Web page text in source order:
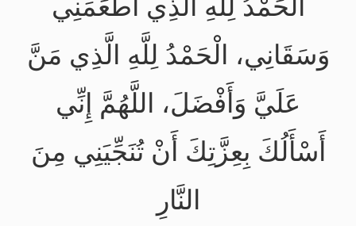
الْحَمْدُ لِلَّهِ الَّذِي أَطْعَمَنِي
وَسَقَانِي، الْحَمْدُ لِلَّهِ الَّذِي مَنَّ
عَلَيَّ وَأَفْضَلَ، اللَّهُمَّ إِنِّي
أَسْأَلُكَ بِعِزَّتِكَ أَنْ تُنَجِّيَنِي مِنَ
النَّارِ